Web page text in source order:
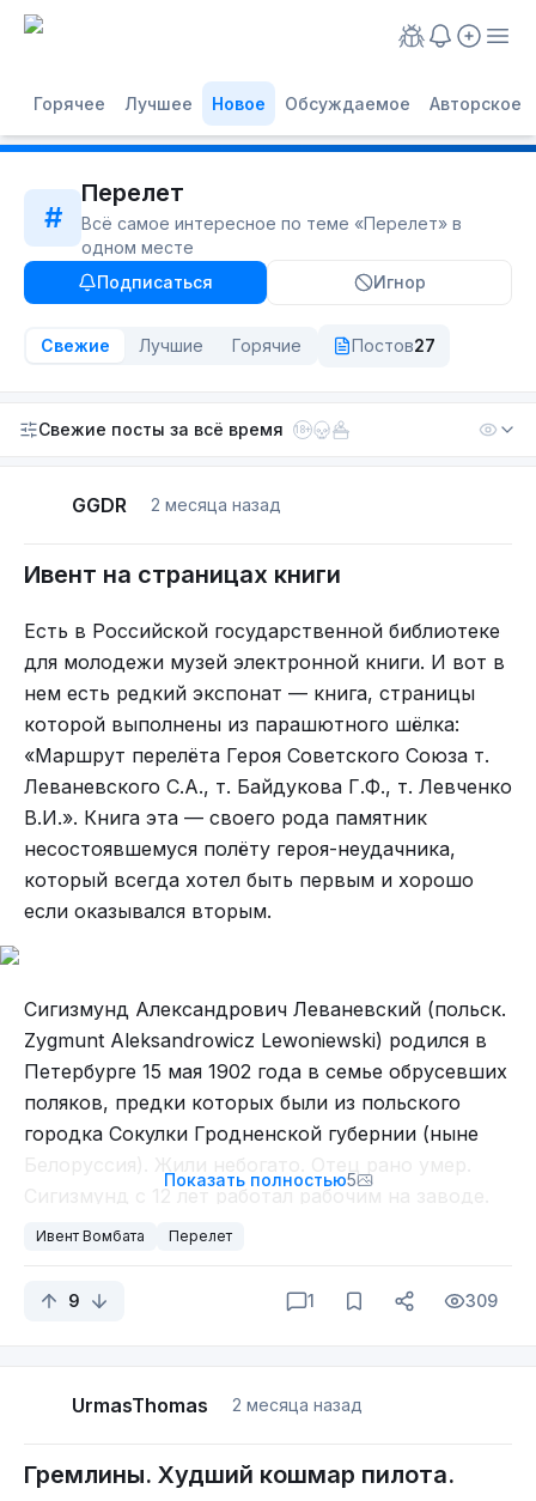
Горячее Лучшее Новое Обсуждаемое Авторское
#
Перелет
Всё самое интересное по теме «Перелет» в
одном месте
Подписаться
Игнор
Свежие Лучшие Горячие Постов27
Свежие посты за всё время 18+
GGDR 2 месяца назад
Ивент на страницах книги
Есть в Российской государственной библиотеке
для молодежи музей электронной книги. И вот в
нем есть редкий экспонат — книга, страницы
которой выполнены из парашютного шёлка:
«Маршрут перелёта Героя Советского Союза т.
Леваневского С.А., т. Байдукова Г.Ф., т. Левченко
В.И.». Книга эта — своего рода памятник
несостоявшемуся полёту героя-неудачника,
который всегда хотел быть первым и хорошо
если оказывался вторым.
Сигизмунд Александрович Леваневский (польск.
Zygmunt Aleksandrowicz Lewoniewski) родился в
Петербурге 15 мая 1902 года в семье обрусевших
поляков, предки которых были из польского
городка Сокулки Гродненской губернии (ныне
После революции пошёл в Красную гвардию.
братом Юзефом, который, если верить
одним из первых польских лётчиков, но во
Показать полностью5
Ивент Вомбата Перелет
9 1 309
UrmasThomas 2 месяца назад
Гремлины. Худший кошмар пилота.